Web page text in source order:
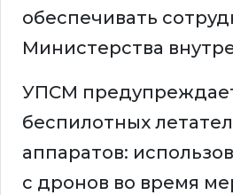
обеспечивать
Министерства
УПСМ
беспилотных
аппаратов:
с дронов во время